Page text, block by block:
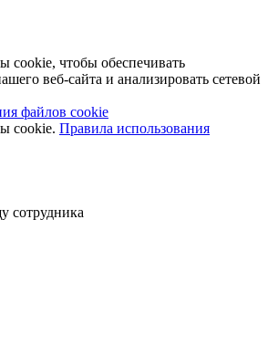
cookie, чтобы обеспечивать
веб-сайта и анализировать сетевой
файлов cookie
cookie. Правила использования
сотрудника